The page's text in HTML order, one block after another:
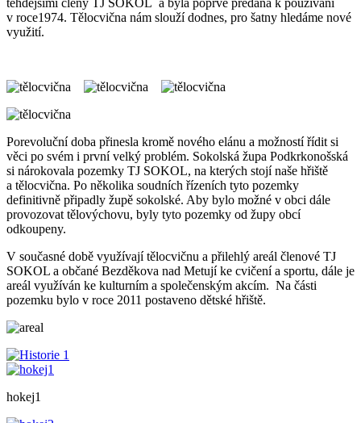
v roce1974. Tělocvična nám slouží dodnes, pro šatny hledáme nové
využití.
Porevoluční doba přinesla kromě nového elánu a možností řídit si
věci po svém i první velký problém. Sokolská župa Podkrkonošská
si nárokovala pozemky TJ SOKOL, na kterých stojí naše hřiště
a tělocvična. Po několika soudních řízeních tyto pozemky
definitivně připadly župě sokolské. Aby bylo možné v obci dále
provozovat tělovýchovu, byly tyto pozemky od župy obcí
odkoupeny.
V současné době využívají tělocvičnu a přilehlý areál členové TJ
SOKOL a občané Bezděkova nad Metují ke cvičení a sportu, dále je
areál využíván ke kulturním a společenským akcím. Na části
pozemku bylo v roce 2011 postaveno dětské hřiště.
hokej1